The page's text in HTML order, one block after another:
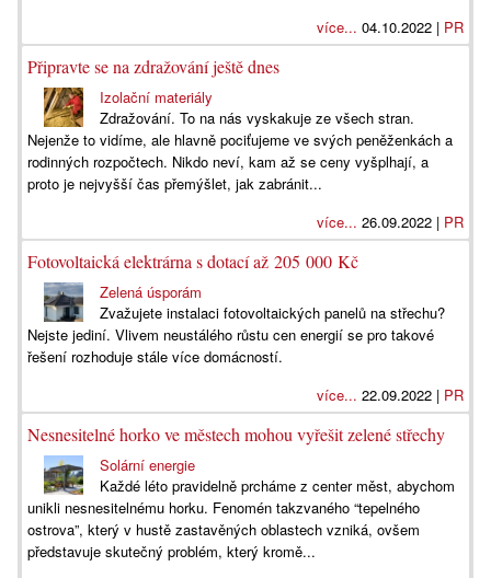
více... 04.10.2022 | PR
Připravte se na zdražování ještě dnes
Izolační materiály
Zdražování. To na nás vyskakuje ze všech stran.
Nejenže to vidíme, ale hlavně pociťujeme ve svých peněženkách a
rodinných rozpočtech. Nikdo neví, kam až se ceny vyšplhají, a
proto je nejvyšší čas přemýšlet, jak zabránit...
více... 26.09.2022 | PR
Fotovoltaická elektrárna s dotací až 205 000 Kč
Zelená úsporám
Zvažujete instalaci fotovoltaických panelů na střechu?
Nejste jediní. Vlivem neustálého růstu cen energií se pro takové
řešení rozhoduje stále více domácností.
více... 22.09.2022 | PR
Nesnesitelné horko ve městech mohou vyřešit zelené střechy
Solární energie
Každé léto pravidelně prcháme z center měst, abychom
unikli nesnesitelnému horku. Fenomén takzvaného “tepelného
ostrova”, který v hustě zastavěných oblastech vzniká, ovšem
představuje skutečný problém, který kromě...